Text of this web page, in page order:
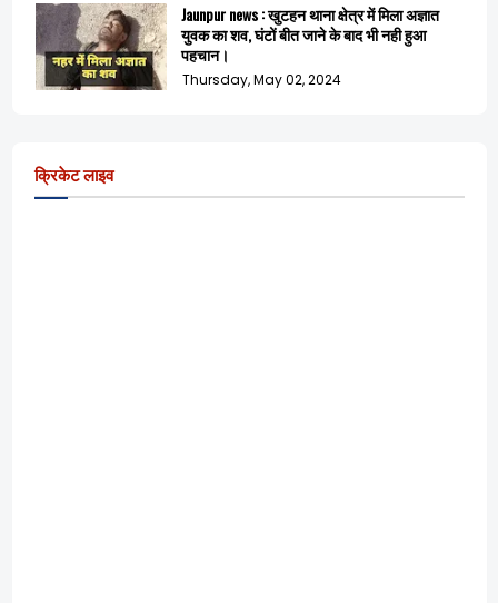
Jaunpur news : खुटहन थाना क्षेत्र में मिला अज्ञात
युवक का शव, घंटों बीत जाने के बाद भी नही हुआ
पहचान।
Thursday, May 02, 2024
क्रिकेट लाइव